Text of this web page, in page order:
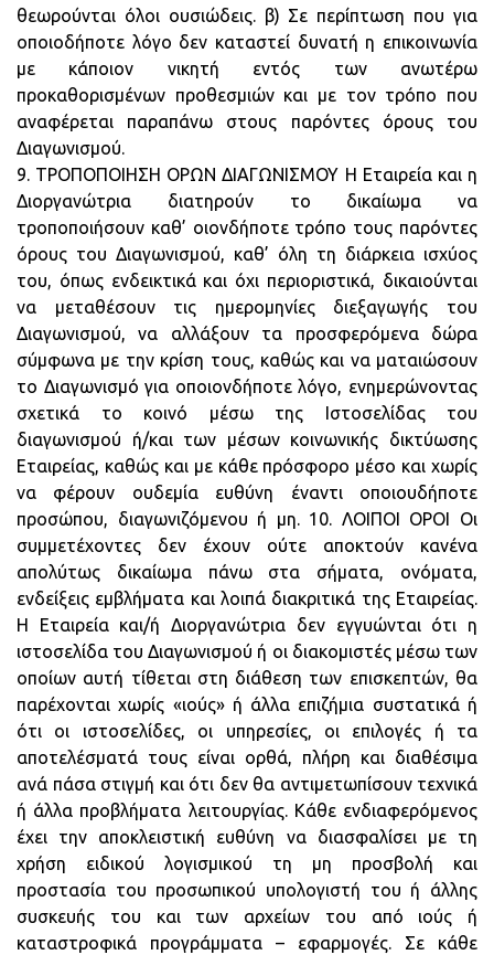
θεωρούνται όλοι ουσιώδεις. β) Σε περίπτωση που για
οποιοδήποτε λόγο δεν καταστεί δυνατή η επικοινωνία
με κάποιον νικητή εντός των ανωτέρω
προκαθορισμένων προθεσμιών και με τον τρόπο που
αναφέρεται παραπάνω στους παρόντες όρους του
Διαγωνισμού.
9. ΤΡΟΠΟΠΟΙΗΣΗ ΟΡΩΝ ΔΙΑΓΩΝΙΣΜΟΥ Η Εταιρεία και η
Διοργανώτρια διατηρούν το δικαίωμα να
τροποποιήσουν καθ’ οιονδήποτε τρόπο τους παρόντες
όρους του Διαγωνισμού, καθ’ όλη τη διάρκεια ισχύος
του, όπως ενδεικτικά και όχι περιοριστικά, δικαιούνται
να μεταθέσουν τις ημερομηνίες διεξαγωγής του
Διαγωνισμού, να αλλάξουν τα προσφερόμενα δώρα
σύμφωνα με την κρίση τους, καθώς και να ματαιώσουν
το Διαγωνισμό για οποιονδήποτε λόγο, ενημερώνοντας
σχετικά το κοινό μέσω της Ιστοσελίδας του
διαγωνισμού ή/και των μέσων κοινωνικής δικτύωσης
Εταιρείας, καθώς και με κάθε πρόσφορο μέσο και χωρίς
να φέρουν ουδεμία ευθύνη έναντι οποιουδήποτε
προσώπου, διαγωνιζόμενου ή μη. 10. ΛΟΙΠΟΙ ΟΡΟΙ Οι
συμμετέχοντες δεν έχουν ούτε αποκτούν κανένα
απολύτως δικαίωμα πάνω στα σήματα, ονόματα,
ενδείξεις εμβλήματα και λοιπά διακριτικά της Εταιρείας.
Η Εταιρεία και/ή Διοργανώτρια δεν εγγυώνται ότι η
ιστοσελίδα του Διαγωνισμού ή οι διακομιστές μέσω των
οποίων αυτή τίθεται στη διάθεση των επισκεπτών, θα
παρέχονται χωρίς «ιούς» ή άλλα επιζήμια συστατικά ή
ότι οι ιστοσελίδες, οι υπηρεσίες, οι επιλογές ή τα
αποτελέσματά τους είναι ορθά, πλήρη και διαθέσιμα
ανά πάσα στιγμή και ότι δεν θα αντιμετωπίσουν τεχνικά
ή άλλα προβλήματα λειτουργίας. Κάθε ενδιαφερόμενος
έχει την αποκλειστική ευθύνη να διασφαλίσει με τη
χρήση ειδικού λογισμικού τη μη προσβολή και
προστασία του προσωπικού υπολογιστή του ή άλλης
συσκευής του και των αρχείων του από ιούς ή
καταστροφικά προγράμματα – εφαρμογές. Σε κάθε